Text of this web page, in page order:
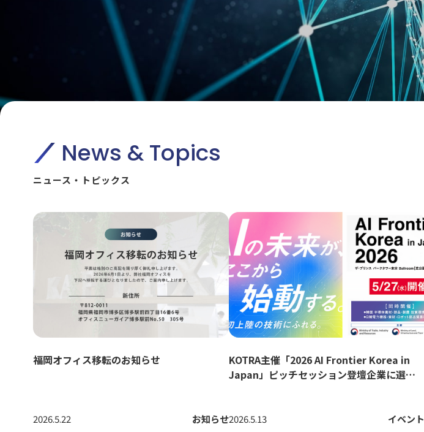
News & Topics
ニュース・トピックス
福岡オフィス移転のお知らせ
2026.5.22 お知らせ
KOTRA主催「2026 AI Frontier Korea in
Japan」ピッチセッション登壇企業に選定
2026.5.13 イベント